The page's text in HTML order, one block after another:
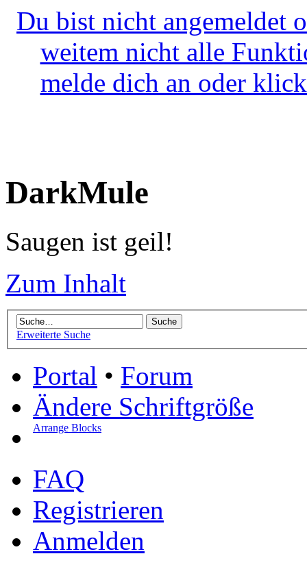
Du bist nicht angemeldet
weitem nicht alle
melde dich an oder
DarkMule
Saugen ist geil!
Zum Inhalt
Erweiterte Suche
Portal • Forum
Ändere Schriftgröße
Arrange Blocks
FAQ
Registrieren
Anmelden